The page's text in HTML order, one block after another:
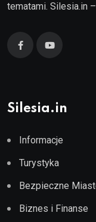
tematami. Silesia.in
Silesia.in
Informacje
Turystyka
Bezpieczne
Biznes i Finanse